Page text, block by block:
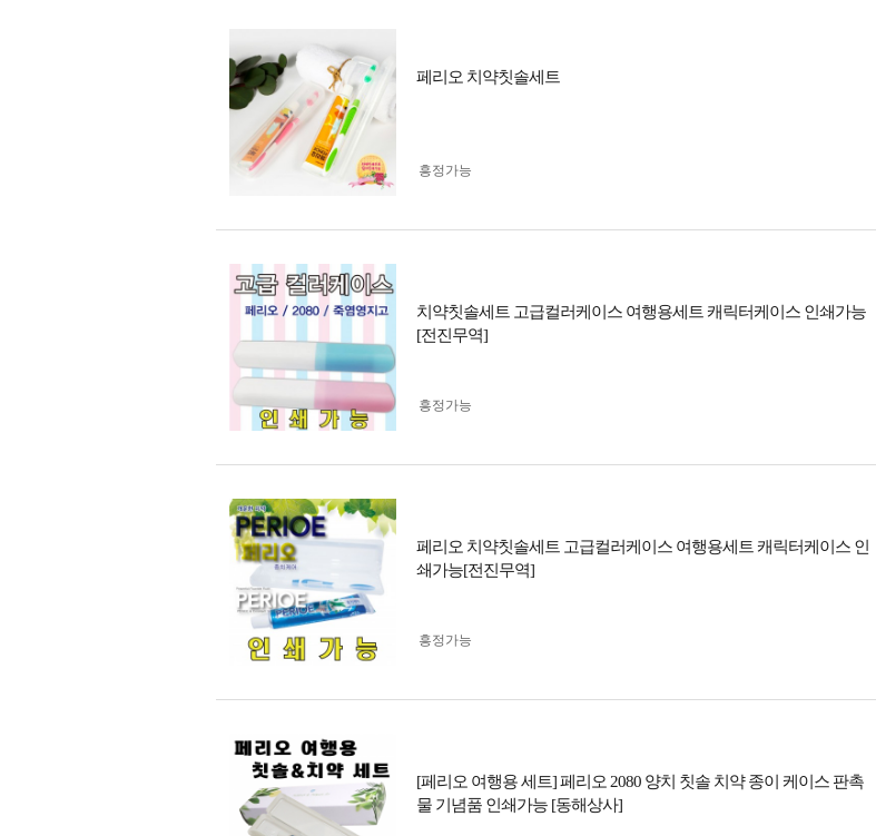
페리오 치약칫솔세트
흥정가능
치약칫솔세트 고급컬러케이스 여행용세트 캐릭터케이스 인쇄가능
[전진무역]
흥정가능
페리오 치약칫솔세트 고급컬러케이스 여행용세트 캐릭터케이스 인
쇄가능[전진무역]
흥정가능
[페리오 여행용 세트] 페리오 2080 양치 칫솔 치약 종이 케이스 판촉
물 기념품 인쇄가능 [동해상사]